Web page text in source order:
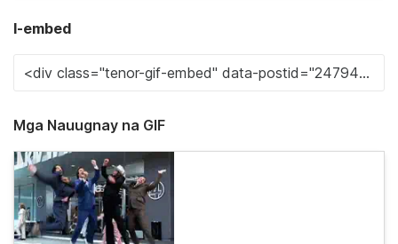
I-embed
Mga Nauugnay na GIF